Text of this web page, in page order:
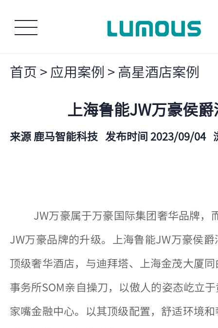
首页 > 应用案例 > 高星酒店案例
上海鲁能JW万豪侯
来源 鹿马智能科技 发布时间 2023/09/04
JW万豪属于万豪国际集团奢华品牌，
JW万豪品牌的升级。上海鲁能JW万豪侯
顶级奢华酒店，与迪拜塔、上海金茂大厦
事务所SOM亲自操刀，以傲人的姿态屹立
家嘴金融中心。以其顶级配置，舒适环境